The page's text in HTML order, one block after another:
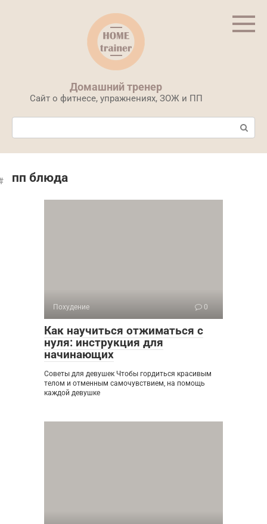
Домашний тренер
Сайт о фитнесе, упражнениях, ЗОЖ и ПП
Поиск:
пп блюда
Похудение 0
Как научиться отжиматься с
нуля: инструкция для
начинающих
Советы для девушек Чтобы гордиться красивым
телом и отменным самочувствием, на помощь
каждой девушке